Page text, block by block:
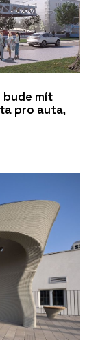
bude mít
pro auta,